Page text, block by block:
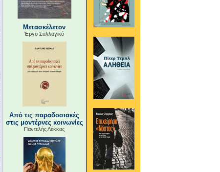
Μετασκέλετον
Έργο Συλλογικό
Από τις παραδοσιακές
στις μοντέρνες κοινωνίες
Παντελής Λέκκας